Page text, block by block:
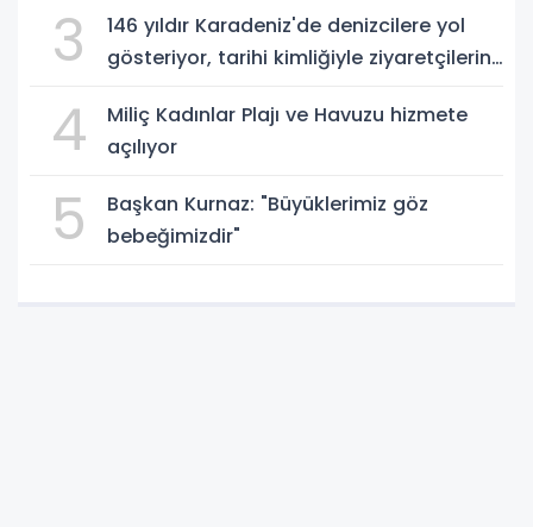
3
146 yıldır Karadeniz'de denizcilere yol
gösteriyor, tarihi kimliğiyle ziyaretçilerin
4
Miliç Kadınlar Plajı ve Havuzu hizmete
açılıyor
5
Başkan Kurnaz: "Büyüklerimiz göz
bebeğimizdir"